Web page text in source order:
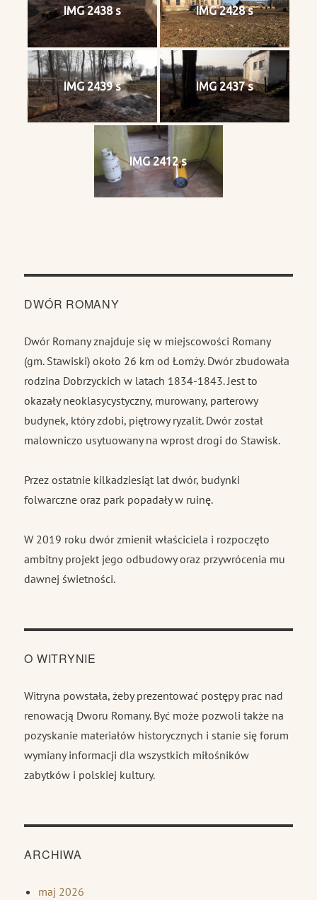
IMG 2438 s IMG 2428 s
IMG 2439 s IMG 2437 s
IMG 2412 s
DWÓR ROMANY
Dwór Romany znajduje się w miejscowości Romany
(gm. Stawiski) około 26 km od Łomży. Dwór zbudowała
rodzina Dobrzyckich w latach 1834-1843. Jest to
okazały neoklasycystyczny, murowany, parterowy
budynek, który zdobi, piętrowy ryzalit. Dwór został
malowniczo usytuowany na wprost drogi do Stawisk.
Przez ostatnie kilkadziesiąt lat dwór, budynki
folwarczne oraz park popadały w ruinę.
W 2019 roku dwór zmienił właściciela i rozpoczęto
ambitny projekt jego odbudowy oraz przywrócenia mu
dawnej świetności.
O WITRYNIE
Witryna powstała, żeby prezentować postępy prac nad
renowacją Dworu Romany. Być może pozwoli także na
pozyskanie materiałów historycznych i stanie się forum
wymiany informacji dla wszystkich miłośników
zabytków i polskiej kultury.
ARCHIWA
maj 2026